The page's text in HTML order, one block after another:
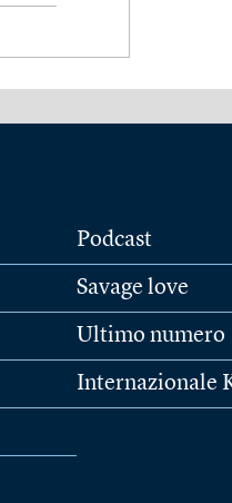
Podcast
Savage love
Ultimo numero
Internazionale